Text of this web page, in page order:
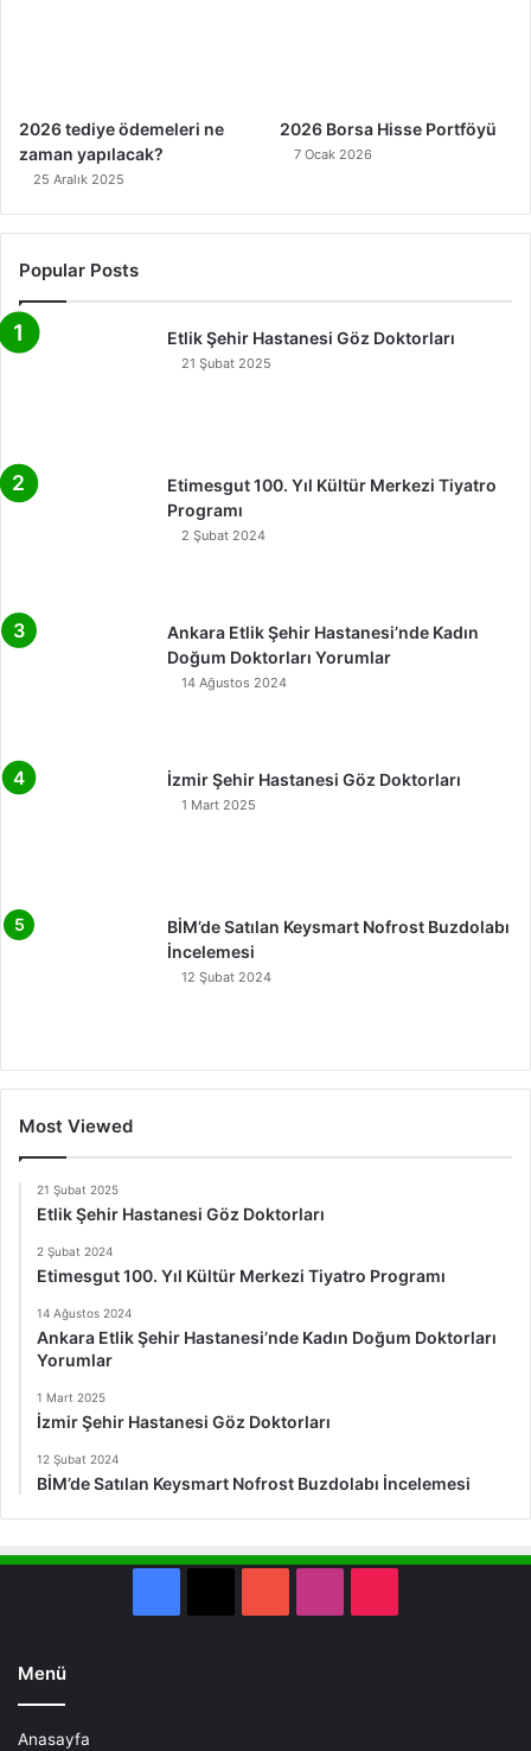
2026 tediye ödemeleri ne
zaman yapılacak?
25 Aralık 2025
2026 Borsa Hisse Portföyü
7 Ocak 2026
Popular Posts
Etlik Şehir Hastanesi Göz Doktorları
21 Şubat 2025
Etimesgut 100. Yıl Kültür Merkezi Tiyatro
Programı
2 Şubat 2024
Ankara Etlik Şehir Hastanesi’nde Kadın
Doğum Doktorları Yorumlar
14 Ağustos 2024
İzmir Şehir Hastanesi Göz Doktorları
1 Mart 2025
BİM’de Satılan Keysmart Nofrost Buzdolabı
İncelemesi
12 Şubat 2024
Most Viewed
21 Şubat 2025
Etlik Şehir Hastanesi Göz Doktorları
2 Şubat 2024
Etimesgut 100. Yıl Kültür Merkezi Tiyatro Programı
14 Ağustos 2024
Ankara Etlik Şehir Hastanesi’nde Kadın Doğum Doktorları
Yorumlar
1 Mart 2025
İzmir Şehir Hastanesi Göz Doktorları
12 Şubat 2024
BİM’de Satılan Keysmart Nofrost Buzdolabı İncelemesi
Menü
Anasayfa